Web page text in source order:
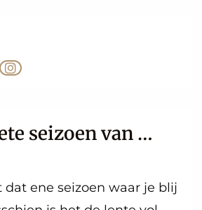
Ga
seizoen van …
dat ene seizoen waar je blij